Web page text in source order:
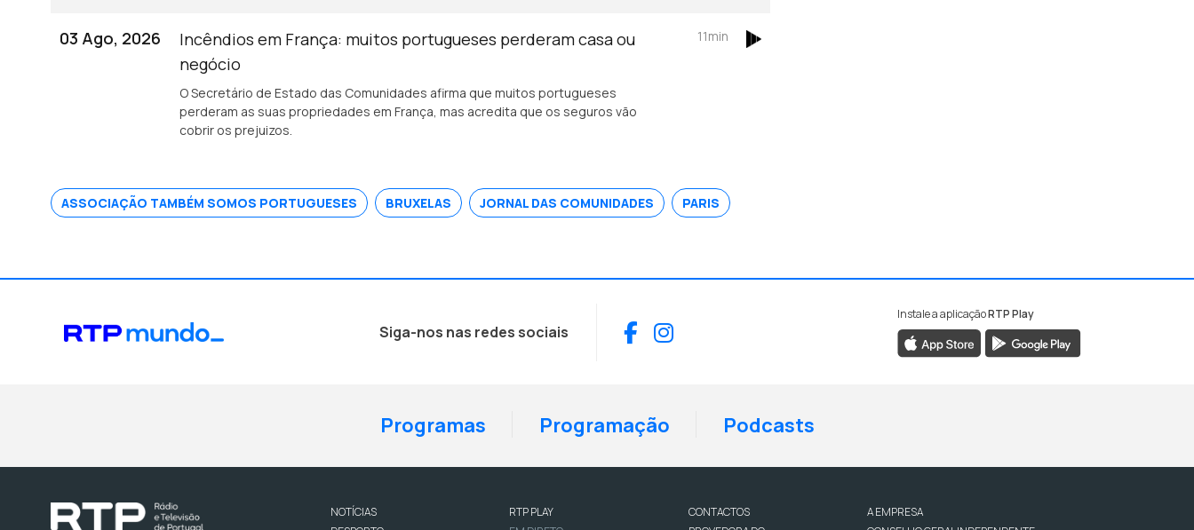
03 Ago, 2026
Incêndios em França: muitos portugueses perderam casa ou
negócio
O Secretário de Estado das Comunidades afirma que muitos portugueses
perderam as suas propriedades em França, mas acredita que os seguros vão
cobrir os prejuizos.
11min
ASSOCIAÇÃO TAMBÉM SOMOS PORTUGUESES BRUXELAS JORNAL DAS COMUNIDADES PARIS
Siga-nos nas redes sociais Facebook
Instagram
Instale a aplicaçãoRTP Play
Programas Programação Podcasts
NOTÍCIAS
RTP PLAY
CONTACTOS
A EMPRESA